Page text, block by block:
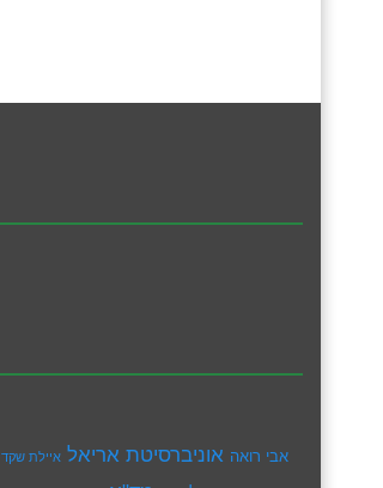
אבי רואה אוניברסיטת אריאל איילת שקד